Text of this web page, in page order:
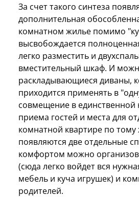
За счет такого синтеза
дополнительная
комнатном жилье помимо
высвобождается
легко разместить и
вместительный шкаф. И
раскладывающиеся диваны,
приходится применять в
совмещение в единственной
приема гостей и места для
комнатной квартире по
появляются две отдельные
комфортом можно
(сюда легко войдет вся
мебель и куча игрушек) и
родителей.